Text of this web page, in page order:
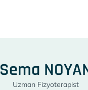
Sema
Uzman Fizyoterapist